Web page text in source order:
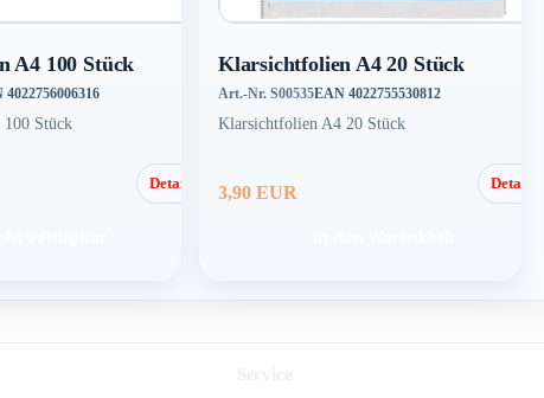
A4 100 Stück
4022756006316
Stück
Details
Klarsichtfolien A4 20 Stück
Art.-Nr. S00535EAN 4022755530812
Klarsichtfolien A4 20 Stück
3,90 EUR Details